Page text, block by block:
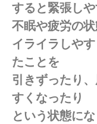
すると緊張し
不眠や疲労の
イライラしやす
たことを
引きずったり、
すくなったり
という状態に